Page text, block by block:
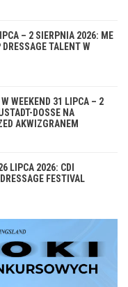
– 2 SIERPNIA 2026: ME
TALENT W
WEEKEND 31 LIPCA – 2
DOSSE NA
AKWIZGRANEM
LIPCA 2026: CDI
FESTIVAL